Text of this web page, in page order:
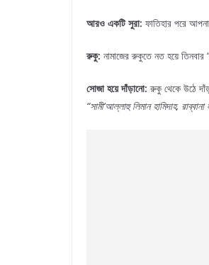
আরও একটি সুরা: ফাতিহার পরে
রুকু: নামাজের রুকুতে নত হয়ে তিনবার
সোজা হয়ে দাঁড়ানো: রুকু থেকে উঠে
“সামী‘আল্লাহু লিমান হামিদাহ, রাব্বানা